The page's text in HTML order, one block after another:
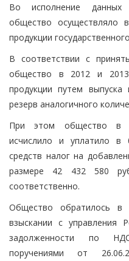
Во исполнение данных
общество осуществляло
продукции
В соответствии с
общество в 2012 и 2013
продукции путем выпуска
резерв аналогичного
При этом общество в
исчислило и уплатило в
средств налог на
размере 42 432 580
соответственно.
Общество обратилось
взыскании с управления
задолженности по
поручениями от